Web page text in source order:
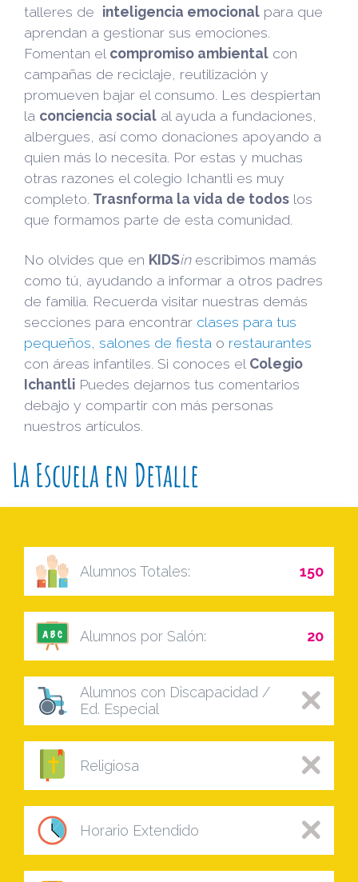
talleres de inteligencia emocional para que
aprendan a gestionar sus emociones.
Fomentan el compromiso ambiental con
campañas de reciclaje, reutilización y
promueven bajar el consumo. Les despiertan
la conciencia social al ayuda a fundaciones,
albergues, así como donaciones apoyando a
quien más lo necesita. Por estas y muchas
otras razones el colegio Ichantli es muy
completo. Trasnforma la vida de todos los
que formamos parte de esta comunidad.
No olvides que en KIDSinescribimos mamás
como tú, ayudando a informar a otros padres
de familia. Recuerda visitar nuestras demás
secciones para encontrar clases para tus
pequeños salones de fiesta o restaurantes
con áreas infantiles. Si conoces el Colegio
Ichantli Puedes dejarnos tus comentarios
debajo y compartir con más personas
nuestros artículos.
La Escuela en Detalle
Alumnos Totales: 150
Alumnos por Salón: 20
Alumnos con Discapacidad /
Ed. Especial
Religiosa
Horario Extendido